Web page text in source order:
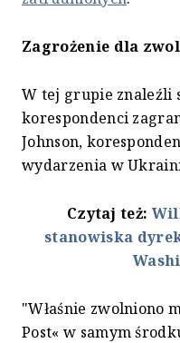
Zagrożenie dla
W tej grupie znaleźli
korespondenci
Johnson,
wydarzenia w
Czytaj też:
stanowiska
"Właśnie zwolniono
Post« w samym